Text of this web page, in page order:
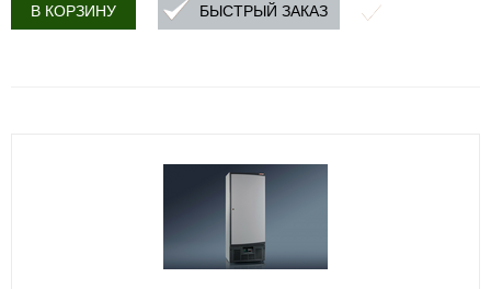
В КОРЗИНУ БЫСТРЫЙ ЗАКАЗ